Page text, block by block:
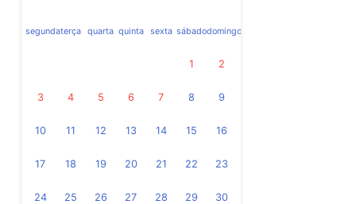
segundaterça quarta quinta sexta sábadodomingo
1 2
3 4 5 6 7 8 9
10 11 12 13 14 15 16
17 18 19 20 21 22 23
24 25 26 27 28 29 30